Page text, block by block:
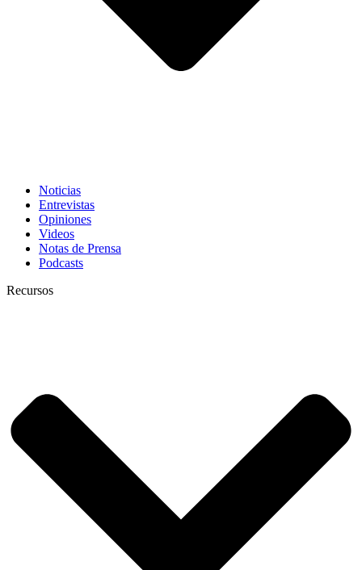
Noticias
Entrevistas
Opiniones
Videos
Notas de Prensa
Podcasts
Recursos